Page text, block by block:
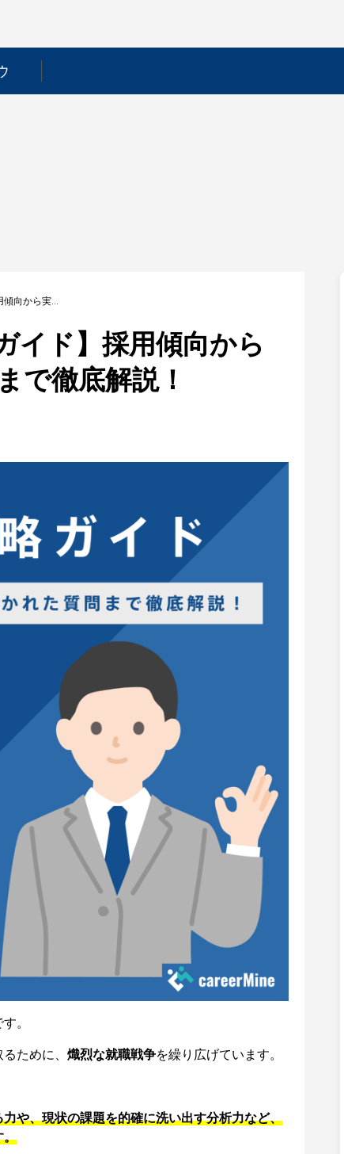
【講談社｜面接攻略ガイド】採用傾向から実際に聞かれた質問まで徹底解説！
イド】採用傾向から
で徹底解説！
。
ために、 熾烈な就職戦争を繰り広げています。
力や、現状の課題を的確に洗い出す分析力など、
。